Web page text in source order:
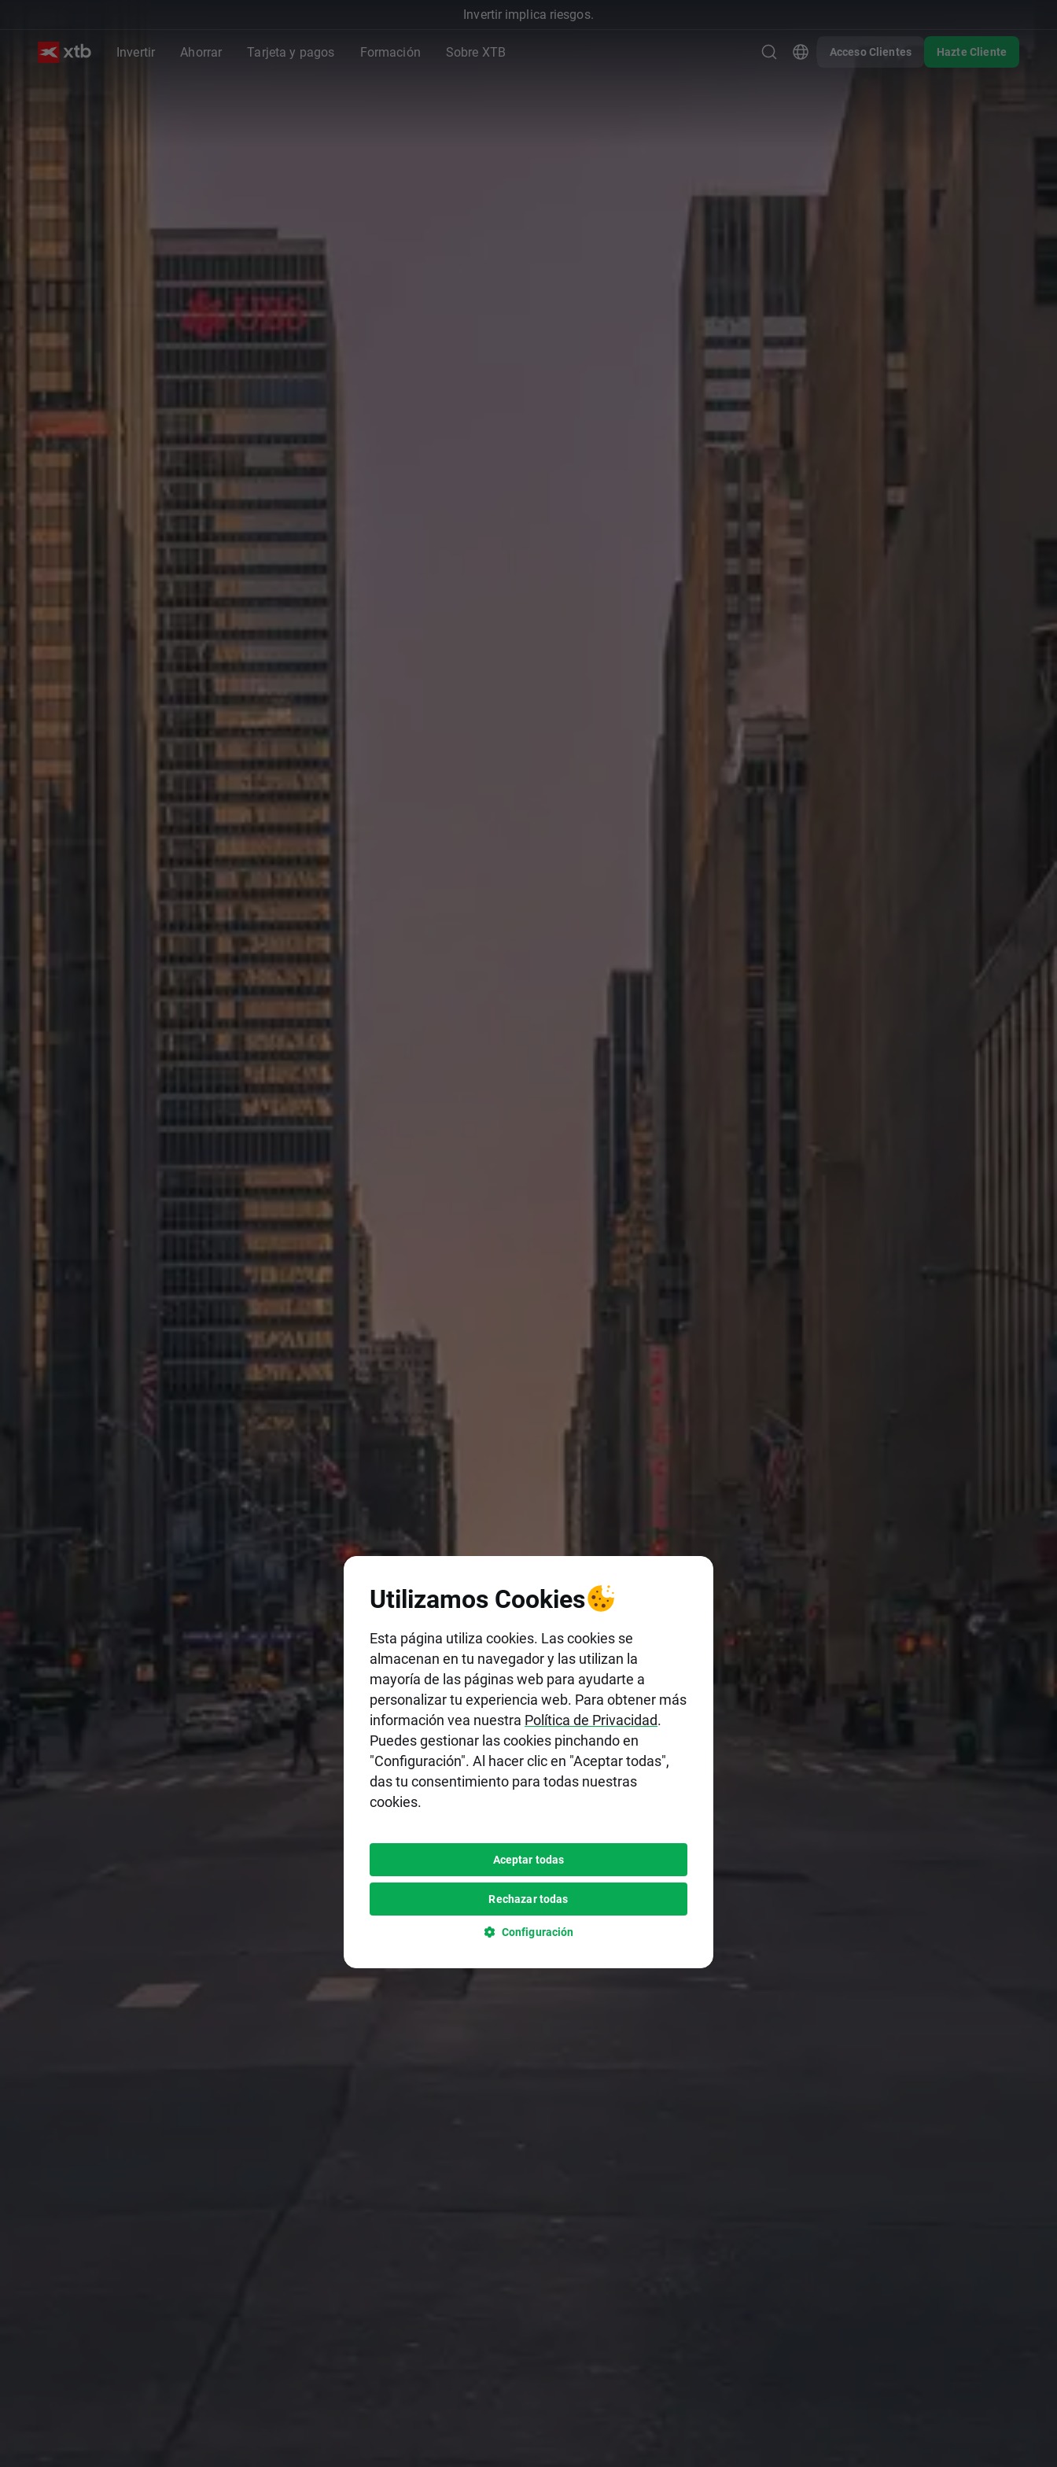
Invertir implica riesgos.
Invertir Ahorrar Tarjeta y pagos Formación Sobre XTB Acceso Clientes Hazte Cliente
Utilizamos Cookies
Esta página utiliza cookies. Las cookies se
almacenan en tu navegador y las utilizan la
mayoría de las páginas web para ayudarte a
personalizar tu experiencia web. Para obtener más
información vea nuestra Política de Privacidad.
Puedes gestionar las cookies pinchando en
"Configuración". Al hacer clic en "Aceptar todas",
das tu consentimiento para todas nuestras
cookies.
Aceptar todas
Rechazar todas
Configuración